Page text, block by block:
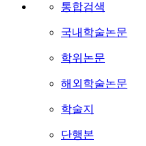
통합검색
국내학술논문
학위논문
해외학술논문
학술지
단행본